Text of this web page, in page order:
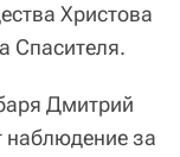
Христова
Спасителя.
Дмитрий
наблюдение за